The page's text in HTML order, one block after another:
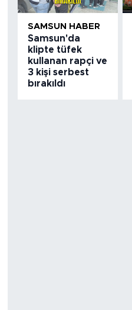
SAMSUN HABER
Samsun'da
klipte tüfek
kullanan rapçi ve
3 kişi serbest
bırakıldı